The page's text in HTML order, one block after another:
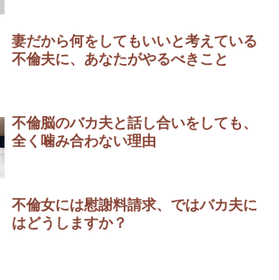
妻だから何をしてもいいと考えている
不倫夫に、あなたがやるべきこと
不倫脳のバカ夫と話し合いをしても、
全く噛み合わない理由
不倫女には慰謝料請求、ではバカ夫に
はどうしますか？